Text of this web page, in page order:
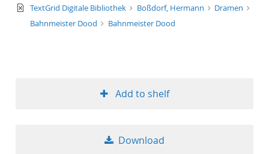
text/xml
TextGrid Digitale Bibliothek Boßdorf, Hermann
Dramen
Bahnmeister Dood
Bahnmeister Dood
Add to shelf
Download